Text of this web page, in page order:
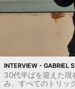
INTERVIEW - GABRIEL
30代半ばを迎えた現
み、すべてのトリッ